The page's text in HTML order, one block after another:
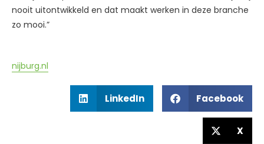
nooit uitontwikkeld en dat maakt werken in deze branche
zo mooi.”
nijburg.nl
LinkedIn Facebook
X